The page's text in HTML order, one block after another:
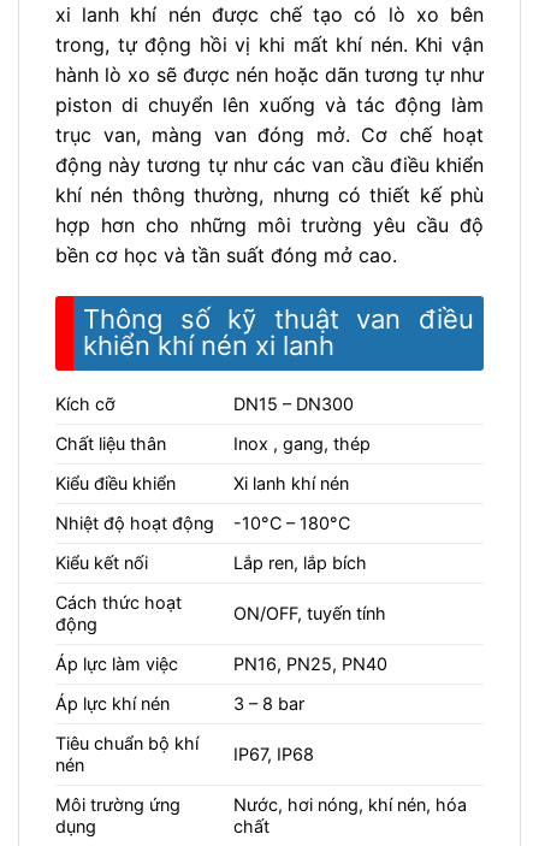
xi lanh khí nén được chế tạo có lò xo bên
trong, tự động hồi vị khi mất khí nén. Khi vận
hành lò xo sẽ được nén hoặc dãn tương tự như
piston di chuyển lên xuống và tác động làm
trục van, màng van đóng mở. Cơ chế hoạt
động này tương tự như các van cầu điều khiển
khí nén thông thường, nhưng có thiết kế phù
hợp hơn cho những môi trường yêu cầu độ
bền cơ học và tần suất đóng mở cao.
Thông số kỹ thuật van điều
khiển khí nén xi lanh
Kích cỡ
DN15 – DN300
Chất liệu thân
Inox , gang, thép
Kiểu điều khiển
Xi lanh khí nén
Nhiệt độ hoạt động
-10°C – 180°C
Kiểu kết nối
Lắp ren, lắp bích
Cách thức hoạt
động
ON/OFF, tuyến tính
Áp lực làm việc
PN16, PN25, PN40
Áp lực khí nén
3 – 8 bar
Tiêu chuẩn bộ khí
nén
IP67, IP68
Môi trường ứng
dụng
Nước, hơi nóng, khí nén, hóa
chất